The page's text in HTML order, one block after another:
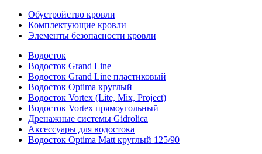
Обустройство кровли
Комплектующие кровли
Элементы безопасности кровли
Водосток
Водосток Grand Line
Водосток Grand Line пластиковый
Водосток Optima круглый
Водосток Vortex (Lite, Mix, Project)
Водосток Vortex прямоугольный
Дренажные системы Gidrolica
Аксессуары для водостока
Водосток Optima Matt круглый 125/90